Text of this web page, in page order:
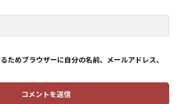
ためブラウザーに自分の名前、メールアドレス、